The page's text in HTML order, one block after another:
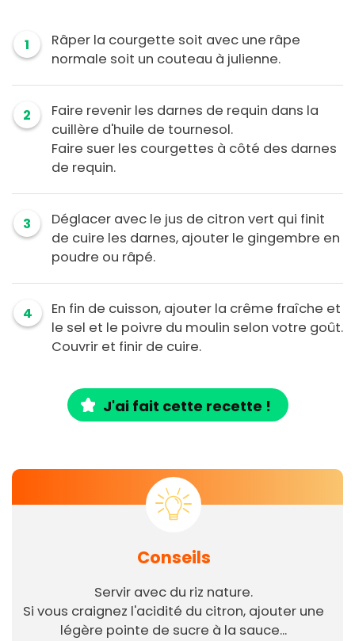
1
Râper la courgette soit avec une râpe
normale soit un couteau à julienne.
2
Faire revenir les darnes de requin dans la
cuillère d'huile de tournesol.
Faire suer les courgettes à côté des darnes
de requin.
3
Déglacer avec le jus de citron vert qui finit
de cuire les darnes, ajouter le gingembre en
poudre ou râpé.
4
En fin de cuisson, ajouter la crême fraîche et
le sel et le poivre du moulin selon votre goût.
Couvrir et finir de cuire.
J'ai fait cette recette !
Conseils
Servir avec du riz nature.
Si vous craignez l'acidité du citron, ajouter une
légère pointe de sucre à la sauce...